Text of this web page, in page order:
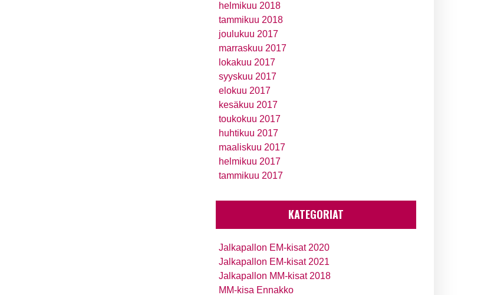
helmikuu 2018
tammikuu 2018
joulukuu 2017
marraskuu 2017
lokakuu 2017
syyskuu 2017
elokuu 2017
kesäkuu 2017
toukokuu 2017
huhtikuu 2017
maaliskuu 2017
helmikuu 2017
tammikuu 2017
KATEGORIAT
Jalkapallon EM-kisat 2020
Jalkapallon EM-kisat 2021
Jalkapallon MM-kisat 2018
MM-kisa Ennakko